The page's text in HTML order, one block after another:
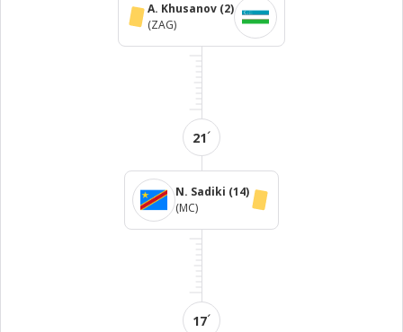
A. Khusanov (2)
(ZAG)
21´
N. Sadiki (14)
(MC)
17´